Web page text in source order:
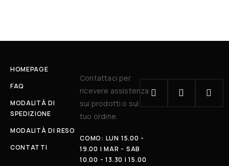
HOMEPAGE
FAQ
MODALITÀ DI
SPEDIZIONE
MODALITÀ DI RESO
CONTATTI
Contattaci per
ricevere assistenza
sui prodotti o sul
tuo ordine.
COMO: LUN 15.00 -
19.00 | MAR - SAB
10.00 - 13.30 | 15.00